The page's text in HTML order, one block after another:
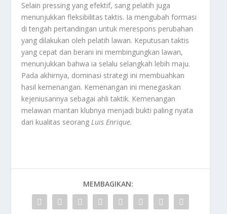
Selain pressing yang efektif, sang pelatih juga
menunjukkan fleksibilitas taktis. Ia mengubah formasi
di tengah pertandingan untuk merespons perubahan
yang dilakukan oleh pelatih lawan. Keputusan taktis
yang cepat dan berani ini membingungkan lawan,
menunjukkan bahwa ia selalu selangkah lebih maju.
Pada akhirnya, dominasi strategi ini membuahkan
hasil kemenangan. Kemenangan ini menegaskan
kejeniusannya sebagai ahli taktik. Kemenangan
melawan mantan klubnya menjadi bukti paling nyata
dari kualitas seorangLuis Enrique.
MEMBAGIKAN: